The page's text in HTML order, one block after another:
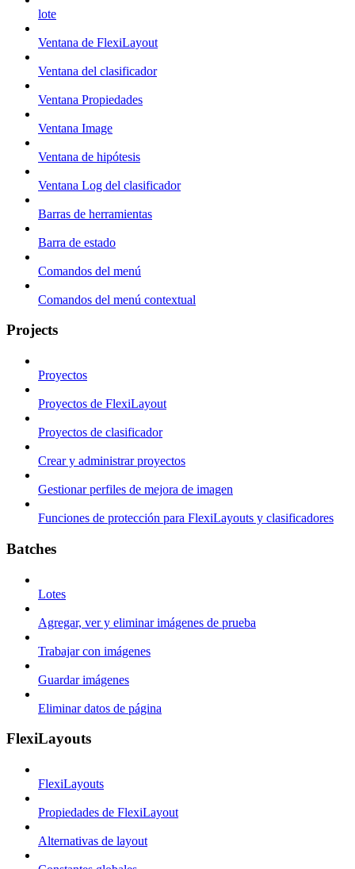
lote
Ventana de FlexiLayout
Ventana del clasificador
Ventana Propiedades
Ventana Image
Ventana de hipótesis
Ventana Log del clasificador
Barras de herramientas
Barra de estado
Comandos del menú
Comandos del menú contextual
Projects
Proyectos
Proyectos de FlexiLayout
Proyectos de clasificador
Crear y administrar proyectos
Gestionar perfiles de mejora de imagen
Funciones de protección para FlexiLayouts y clasificadores
Batches
Lotes
Agregar, ver y eliminar imágenes de prueba
Trabajar con imágenes
Guardar imágenes
Eliminar datos de página
FlexiLayouts
FlexiLayouts
Propiedades de FlexiLayout
Alternativas de layout